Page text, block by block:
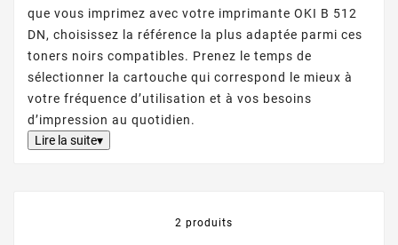
que vous imprimez avec votre imprimante OKI B 512
DN, choisissez la référence la plus adaptée parmi ces
toners noirs compatibles. Prenez le temps de
sélectionner la cartouche qui correspond le mieux à
votre fréquence d’utilisation et à vos besoins
d’impression au quotidien.
Lire la suite▾
2 produits